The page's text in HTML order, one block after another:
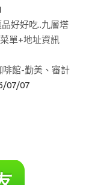
好好吃..九層塔
單+地址資訊
啡館-勤美、審計
07/07